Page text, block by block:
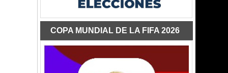
COPA MUNDIAL DE LA FIFA 2026